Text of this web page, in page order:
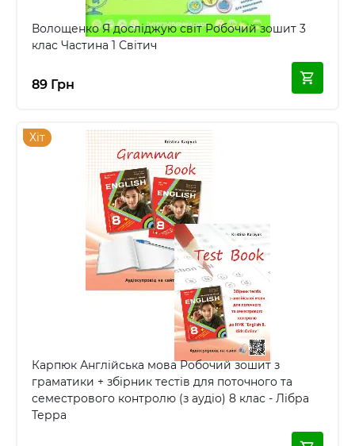
Волощенко Я досліджую світ Робочий зошит 3
клас Частина 1 Світич
89 Грн
Хіт
Карпюк Англійська мова Робочий зошит з
граматики + збірник тестів для поточного та
семестрового контролю (з аудіо) 8 клас - Лібра
Терра